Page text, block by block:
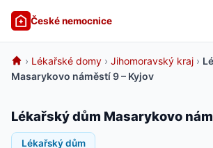
České nemocnice
› Lékařské domy › Jihomoravský kraj ›
Masarykovo náměstí 9 – Kyjov
Lékařský dům Masarykovo
Lékařský dům